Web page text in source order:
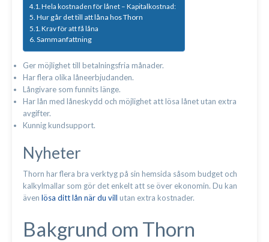
Hela kostnaden för lånet – Kapitalkostnad:
Hur går det till att låna hos Thorn
Krav för att få låna
Sammanfattning
Ger möjlighet till betalningsfria månader.
Har flera olika låneerbjudanden.
Långivare som funnits länge.
Har lån med låneskydd och möjlighet att lösa lånet utan extra
avgifter.
Kunnig kundsupport.
Nyheter
Thorn har flera bra verktyg på sin hemsida såsom budget och
kalkylmallar som gör det enkelt att se över ekonomin. Du kan
även lösa ditt lån när du vill utan extra kostnader.
Bakgrund om Thorn